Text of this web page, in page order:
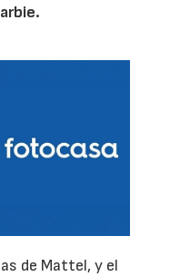
de Mattel, y el